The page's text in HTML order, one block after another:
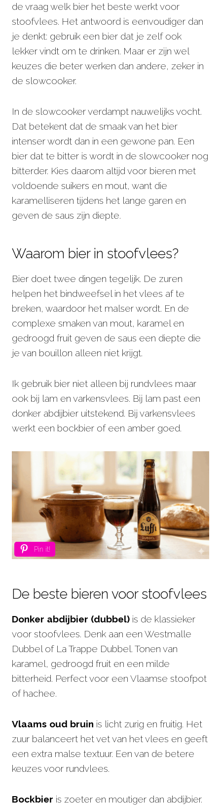
de vraag welk bier het beste werkt voor
stoofvlees. Het antwoord is eenvoudiger dan
je denkt: gebruik een bier dat je zelf ook
lekker vindt om te drinken. Maar er zijn wel
keuzes die beter werken dan andere, zeker in
de slowcooker.
In de slowcooker verdampt nauwelijks vocht.
Dat betekent dat de smaak van het bier
intenser wordt dan in een gewone pan. Een
bier dat te bitter is wordt in de slowcooker nog
bitterder. Kies daarom altijd voor bieren met
voldoende suikers en mout, want die
karamelliseren tijdens het lange garen en
geven de saus zijn diepte.
Waarom bier in stoofvlees?
Bier doet twee dingen tegelijk. De zuren
helpen het bindweefsel in het vlees af te
breken, waardoor het malser wordt. En de
complexe smaken van mout, karamel en
gedroogd fruit geven de saus een diepte die
je van bouillon alleen niet krijgt.
Ik gebruik bier niet alleen bij rundvlees maar
ook bij lam en varkensvlees. Bij lam past een
donker abdijbier uitstekend. Bij varkensvlees
werkt een bockbier of een amber goed.
Pin it!
De beste bieren voor stoofvlees
Donker abdijbier (dubbel) is de klassieker
voor stoofvlees. Denk aan een Westmalle
Dubbel of La Trappe Dubbel. Tonen van
karamel, gedroogd fruit en een milde
bitterheid. Perfect voor een Vlaamse stoofpot
of hachee.
Vlaams oud bruin is licht zurig en fruitig. Het
zuur balanceert het vet van het vlees en geeft
een extra malse textuur. Een van de betere
keuzes voor rundvlees.
Bockbier is zoeter en moutiger dan abdijbier.